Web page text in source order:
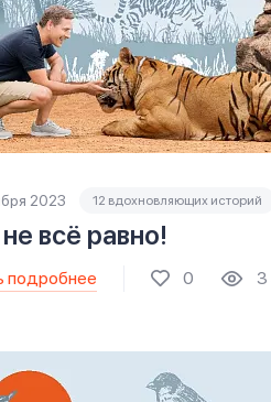
2023 12 вдохновляющих историй
всё равно!
подробнее 0 3